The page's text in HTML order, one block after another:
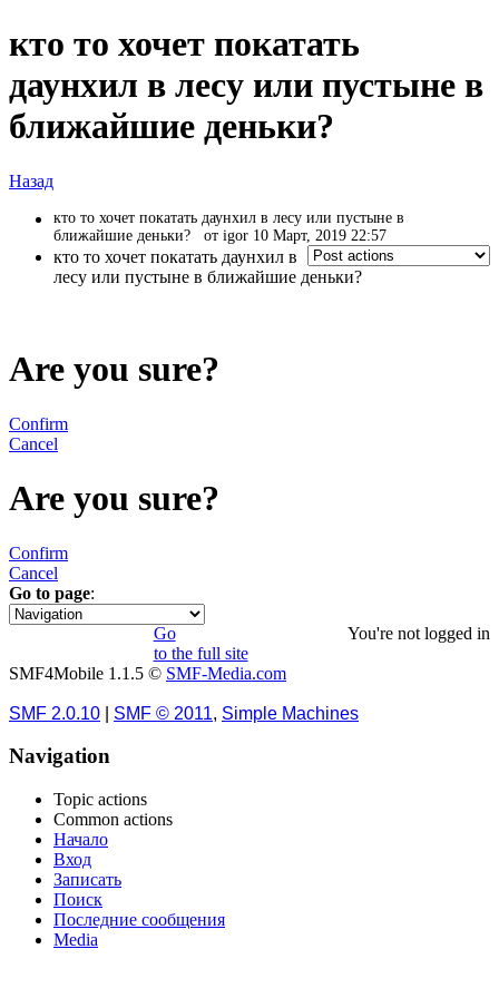
кто то хочет покатать
даунхил в лесу или пустыне в
ближайшие деньки?
Назад
кто то хочет покатать даунхил в лесу или пустыне в
ближайшие деньки? от igor 10 Март, 2019 22:57
кто то хочет покатать даунхил в
лесу или пустыне в ближайшие деньки?
Are you sure?
Confirm
Cancel
Are you sure?
Confirm
Cancel
Go to page:
1
You're not logged in
Go
to the full site
SMF4Mobile 1.1.5 © SMF-Media.com
SMF 2.0.10 SMF © 2011, Simple Machines
Navigation
Topic actions
Common actions
Начало
Вход
Записать
Поиск
Последние сообщения
Media